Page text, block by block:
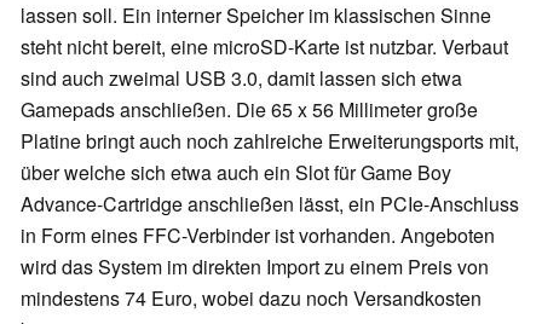
lassen soll. Ein interner Speicher im klassischen Sinne
steht nicht bereit, eine microSD-Karte ist nutzbar. Verbaut
sind auch zweimal USB 3.0, damit lassen sich etwa
Gamepads anschließen. Die 65 x 56 Millimeter große
Platine bringt auch noch zahlreiche Erweiterungsports mit,
über welche sich etwa auch ein Slot für Game Boy
Advance-Cartridge anschließen lässt, ein PCIe-Anschluss
in Form eines FFC-Verbinder ist vorhanden. Angeboten
wird das System im direkten Import zu einem Preis von
mindestens 74 Euro, wobei dazu noch Versandkosten